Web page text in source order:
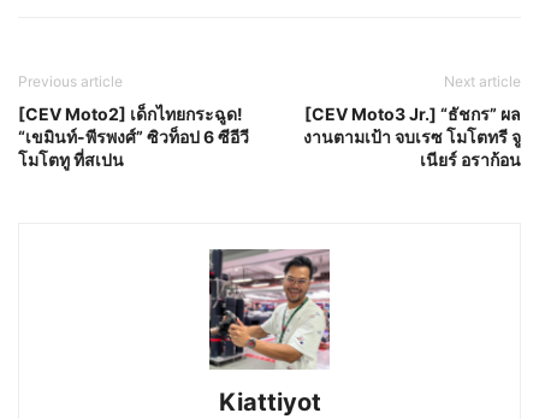
Previous article
[CEV Moto2] เด็กไทยกระฉูด!
“เขมินท์-พีรพงศ์” ซิวท็อป 6 ซีอีวี
โมโตทู ที่สเปน
Next article
[CEV Moto3 Jr.] “ธัชกร” ผล
งานตามเป้า จบเรซ โมโตทรี จู
เนียร์ อราก้อน
Kiattiyot